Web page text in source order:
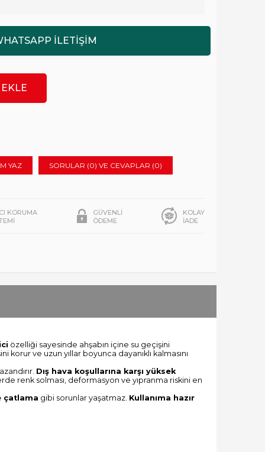
YAZ SORULAR (0) VE CEVAPLAR (0)
KORUMA
GÜVENLİ
ÖDEME
KOLAY
İADE
özelliği sayesinde ahşabın içine su geçişini
ve uzun yıllar boyunca dayanıklı kalmasını
Dış hava koşullarına karşı yüksek
renk solması, deformasyon ve yıpranma riskini en
çatlama gibi sorunlar yaşatmaz. Kullanıma hazır